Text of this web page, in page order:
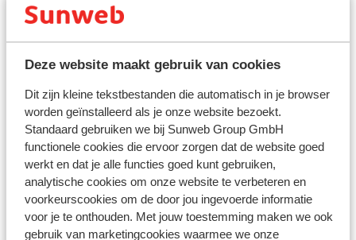
Deze website maakt gebruik van cookies
Dit zijn kleine tekstbestanden die automatisch in je browser
worden geïnstalleerd als je onze website bezoekt.
Standaard gebruiken we bij Sunweb Group GmbH
functionele cookies die ervoor zorgen dat de website goed
werkt en dat je alle functies goed kunt gebruiken,
analytische cookies om onze website te verbeteren en
voorkeurscookies om de door jou ingevoerde informatie
voor je te onthouden. Met jouw toestemming maken we ook
gebruik van marketingcookies waarmee we onze
reist.
Het reizen met de juiste documenten is jouw eigen
verantwoordelijkheid. Sunweb kan hiervoor niet
Vaccinatie:
Voor actuele informatie betreffende vaccinaties en
andere gegevens over gezondheid en reizen vind je op
de site van LCR: https://www.lcr.nl/.